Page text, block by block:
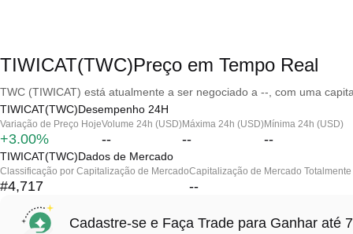
TIWICAT(TWC)Preço em Tempo Real
TWC (TIWICAT) está atualmente a ser negociado a --, com uma
TIWICAT(TWC)Desempenho 24H
Variação de Preço Hoje
+3.00%
Volume 24h (USD)
--
Máxima 24h (USD)
--
Mínima 24h (USD)
--
TIWICAT(TWC)Dados de Mercado
Classificação por Capitalização de Mercado
#4,717
Capitalização de Mercado
--
Cadastre-se e Faça Trade para Ganhar até